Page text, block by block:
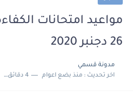
مواعيد امتحانات
26 دجنبر 2020
مدونة قسمي
اخر تحديث :منذ بضع اعوام 4 دقائق للقراءة